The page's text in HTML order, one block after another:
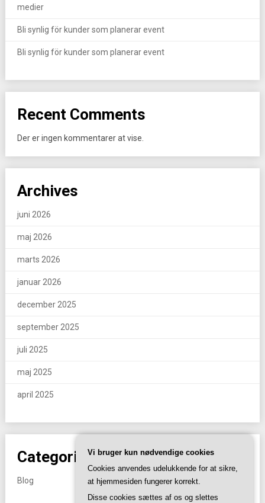
medier
Bli synlig för kunder som planerar event
Bli synlig för kunder som planerar event
Recent Comments
Der er ingen kommentarer at vise.
Archives
juni 2026
maj 2026
marts 2026
januar 2026
december 2025
september 2025
juli 2025
maj 2025
april 2025
Categories
Blog
Vi bruger kun nødvendige cookies
Cookies anvendes udelukkende for at sikre,
at hjemmesiden fungerer korrekt.
Disse cookies sættes af os og slettes